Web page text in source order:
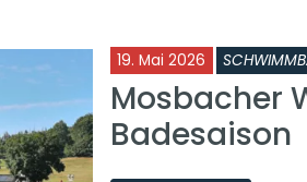
19. Mai 2026
Mosbacher
Badesaison